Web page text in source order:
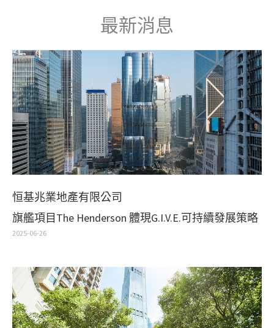
最新消息
恒基兆業地產有限公司
旗艦項目The Henderson 體現G.I.V.E.可持續發展策略
2025-06-26